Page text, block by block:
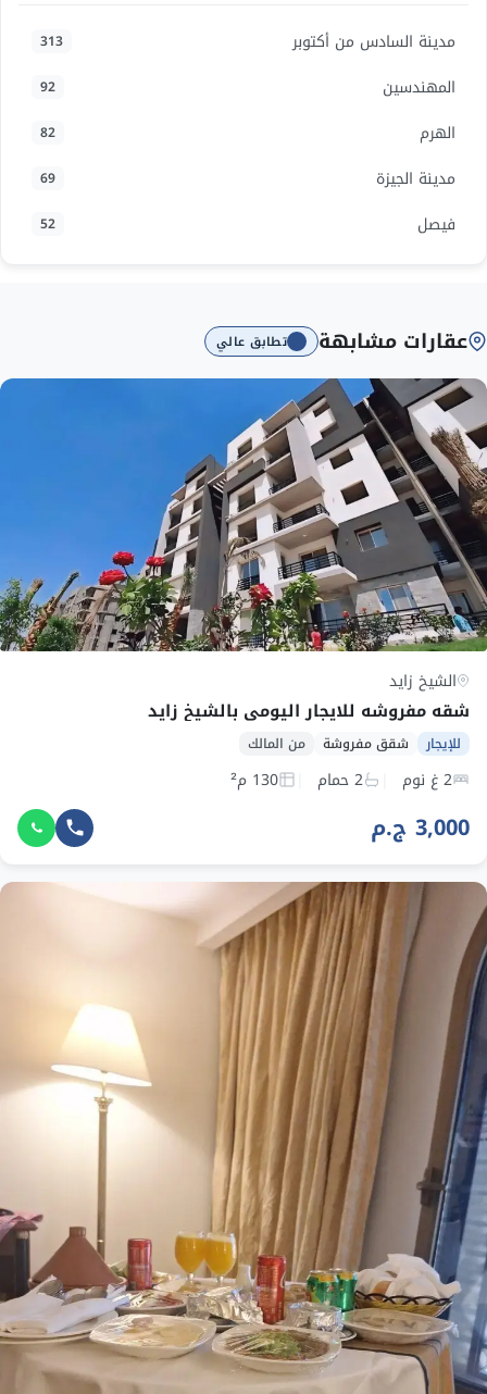
مدينة السادس من أكتوبر 313
المهندسين 92
الهرم 82
مدينة الجيزة 69
فيصل 52
عقارات مشابهة تطابق عالي
الشيخ زايد
شقه مفروشه للايجار اليومى بالشيخ زايد
للإيجار شقق مفروشة من المالك
2 غ نوم 2 حمام 130 م²
3,000 ج.م